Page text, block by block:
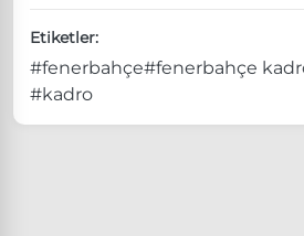
Etiketler:
#fenerbahçe#fenerbahçe
#kadro